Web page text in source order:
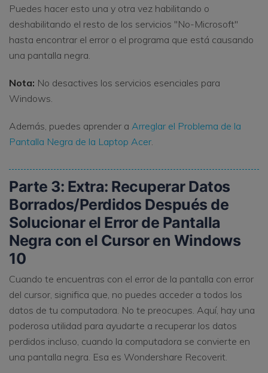
Puedes hacer esto una y otra vez habilitando o
deshabilitando el resto de los servicios "No-Microsoft"
hasta encontrar el error o el programa que está causando
una pantalla negra.
Nota: No desactives los servicios esenciales para
Windows.
Además, puedes aprender a Arreglar el Problema de la
Pantalla Negra de la Laptop Acer.
Parte 3: Extra: Recuperar Datos
Borrados/Perdidos Después de
Solucionar el Error de Pantalla
Negra con el Cursor en Windows
10
Cuando te encuentras con el error de la pantalla con error
del cursor, significa que, no puedes acceder a todos los
datos de tu computadora. No te preocupes. Aquí, hay una
poderosa utilidad para ayudarte a recuperar los datos
perdidos incluso, cuando la computadora se convierte en
una pantalla negra. Esa es Wondershare Recoverit.